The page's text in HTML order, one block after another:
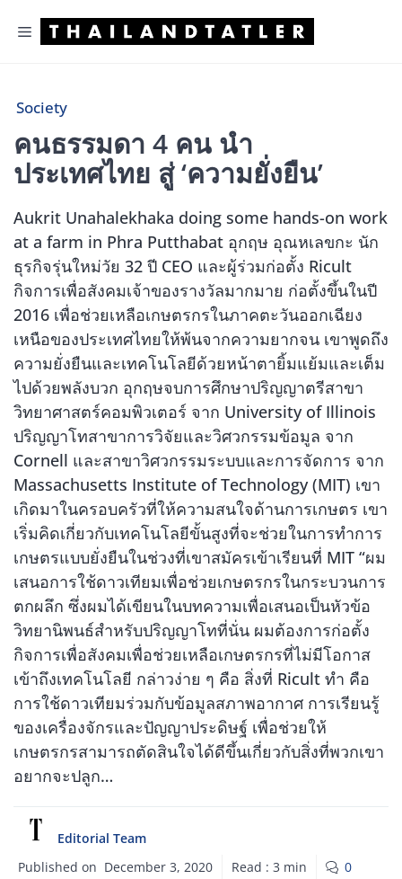
Menu
Society
คนธรรมดา 4 คน นำ
ประเทศไทย สู่ ‘ความยั่งยืน’
Aukrit Unahalekhaka doing some hands-on work
at a farm in Phra Putthabat อุกฤษ อุณหเลขกะ นัก
ธุรกิจรุ่นใหม่วัย 32 ปี CEO และผู้ร่วมก่อตั้ง Ricult
กิจการเพื่อสังคมเจ้าของรางวัลมากมาย ก่อตั้งขึ้นในปี
2016 เพื่อช่วยเหลือเกษตรกรในภาคตะวันออกเฉียง
เหนือของประเทศไทยให้พ้นจากความยากจน เขาพูดถึง
ความยั่งยืนและเทคโนโลยีด้วยหน้าตายิ้มแย้มและเต็ม
ไปด้วยพลังบวก อุกฤษจบการศึกษาปริญญาตรีสาขา
วิทยาศาสตร์คอมพิวเตอร์ จาก University of Illinois
ปริญญาโทสาขาการวิจัยและวิศวกรรมข้อมูล จาก
Cornell และสาขาวิศวกรรมระบบและการจัดการ จาก
Massachusetts Institute of Technology (MIT) เขา
เกิดมาในครอบครัวที่ให้ความสนใจด้านการเกษตร เขา
เริ่มคิดเกี่ยวกับเทคโนโลยีขั้นสูงที่จะช่วยในการทำการ
เกษตรแบบยั่งยืนในช่วงที่เขาสมัครเข้าเรียนที่ MIT “ผม
เสนอการใช้ดาวเทียมเพื่อช่วยเกษตรกรในกระบวนการ
ตกผลึก ซึ่งผมได้เขียนในบทความเพื่อเสนอเป็นหัวข้อ
วิทยานิพนธ์สำหรับปริญญาโทที่นั่น ผมต้องการก่อตั้ง
กิจการเพื่อสังคมเพื่อช่วยเหลือเกษตรกรที่ไม่มีโอกาส
เข้าถึงเทคโนโลยี กล่าวง่าย ๆ คือ สิ่งที่ Ricult ทำ คือ
การใช้ดาวเทียมร่วมกับข้อมูลสภาพอากาศ การเรียนรู้
ของเครื่องจักรและปัญญาประดิษฐ์ เพื่อช่วยให้
เกษตรกรสามารถตัดสินใจได้ดีขึ้นเกี่ยวกับสิ่งที่พวกเขา
อยากจะปลูก…
Editorial Team
Published on December 3, 2020 Read : 3 min 0